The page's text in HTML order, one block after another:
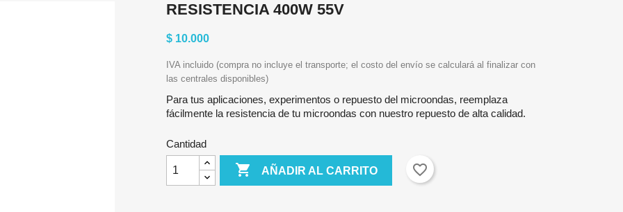
RESISTENCIA 400W 55V
$ 10.000
IVA incluido (compra no incluye el transporte; el costo del envío se calculará al finalizar con
las centrales disponibles)
Para tus aplicaciones, experimentos o repuesto del microondas, reemplaza
fácilmente la resistencia de tu microondas con nuestro repuesto de alta calidad.
Cantidad
 AÑADIR AL CARRITO favorite_border